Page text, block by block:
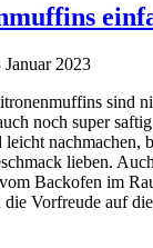
Januar 2023
sind
noch super
nachmachen,
lieben.
Backofen im
Vorfreude auf